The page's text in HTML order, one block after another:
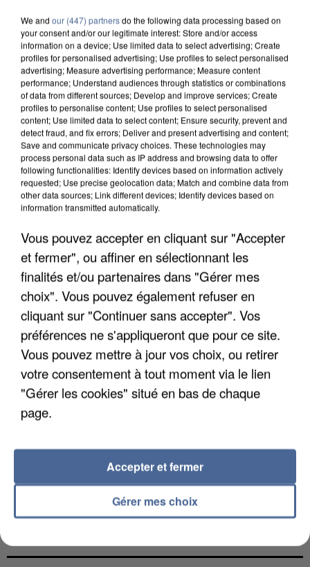
APRÈS TOUTES CES CANICULES, LES REFUGES
DE FAUNE SAUVAGE SONT...
L’UN DES FONDATEURS SUPPOSÉS DE LA DZ
MAFIA INTERPELLÉ EN ALGÉRIE
We and our (447) partnersdo the following data processing based on
your consent and/or our legitimate interest: Store and/or access
information on a device; Use limited data to select advertising; Create
profiles for personalised advertising; Use profiles to select personalised
advertising; Measure advertising performance; Measure content
performance; Understand audiences through statistics or combinations
of data from different sources; Develop and improve services; Create
profiles to personalise content; Use profiles to select personalised
content; Use limited data to select content; Ensure security, prevent and
detect fraud, and fix errors; Deliver and present advertising and content;
Save and communicate privacy choices. These technologies may
process personal data such as IP address and browsing data to offer
following functionalities: Identify devices based on information actively
requested; Use precise geolocation data; Match and combine data from
other data sources; Link different devices; Identify devices based on
information transmitted automatically.
Vous pouvez accepter en cliquant sur "Accepter
et fermer", ou affiner en sélectionnant les
finalités et/ou partenaires dans "Gérer mes
choix". Vous pouvez également refuser en
cliquant sur "Continuer sans accepter". Vos
préférences ne s'appliqueront que pour ce site.
Vous pouvez mettre à jour vos choix, ou retirer
votre consentement à tout moment via le lien
"Gérer les cookies" situé en bas de chaque
page.
Gérer mes choix
Accepter et fermer